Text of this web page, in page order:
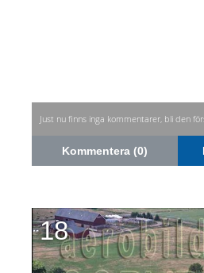
Just nu finns inga kommentarer, bli den
Kommentera (0)
18